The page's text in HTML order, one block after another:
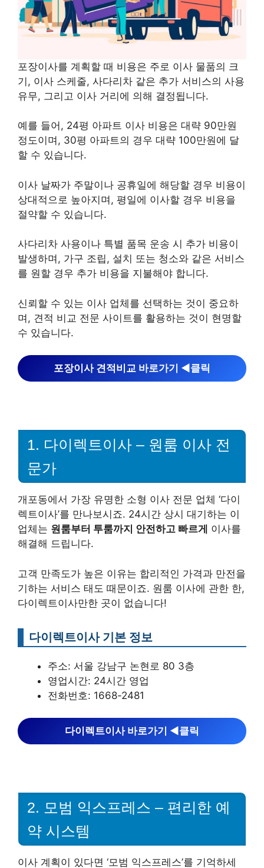
포장이사를 계획할 때 비용은 주로 이사 물품의 크
기, 이사 스케줄, 사다리차 같은 추가 서비스의 사용
유무, 그리고 이사 거리에 의해 결정됩니다.
예를 들어, 24평 아파트 이사 비용은 대략 90만원
정도이며, 30평 아파트의 경우 대략 100만원에 달
할 수 있습니다.
이사 날짜가 주말이나 공휴일에 해당할 경우 비용이
상대적으로 높아지며, 평일에 이사할 경우 비용을
절약할 수 있습니다.
사다리차 사용이나 특별 품목 운송 시 추가 비용이
발생하며, 가구 조립, 설치 또는 청소와 같은 서비스
를 원할 경우 추가 비용을 지불해야 합니다.
신뢰할 수 있는 이사 업체를 선택하는 것이 중요하
며, 견적 비교 전문 사이트를 활용하는 것이 현명할
수 있습니다.
포장이사 견적비교 바로가기 ◀︎클릭
1. 다이렉트이사 – 원룸 이사 전
문가
개포동에서 가장 유명한 소형 이사 전문 업체 ‘다이
렉트이사’를 만나보시죠. 24시간 상시 대기하는 이
업체는 원룸부터 투룸까지 안전하고 빠르게 이사를
해결해 드립니다.
고객 만족도가 높은 이유는 합리적인 가격과 만전을
기하는 서비스 태도 때문이죠. 원룸 이사에 관한 한,
다이렉트이사만한 곳이 없습니다!
다이렉트이사 기본 정보
주소: 서울 강남구 논현로 80 3층
영업시간: 24시간 영업
전화번호: 1668-2481
다이렉트이사 바로가기 ◀︎클릭
2. 모범 익스프레스 – 편리한 예
약 시스템
이사 계획이 있다면 ‘모범 익스프레스’를 기억하세